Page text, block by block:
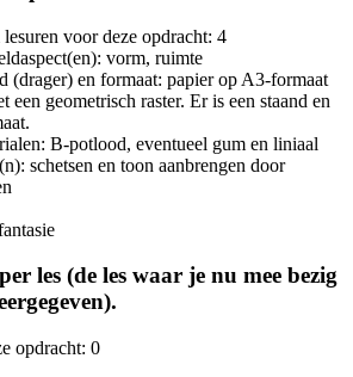
voor deze opdracht: 4
vorm, ruimte
(drager) en formaat: papier op A3-formaat
een geometrisch raster. Er is een staand en
B-potlood, eventueel gum en liniaal
schetsen en toon aanbrengen door
les (de les waar je nu mee bezig
opdracht: 0